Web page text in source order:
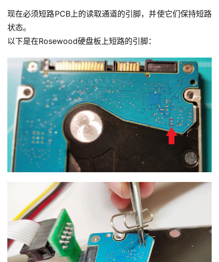
现在必须短路PCB上的读取通道的引脚，并使它们保持短路
状态。
以下是在Rosewood硬盘板上短路的引脚：